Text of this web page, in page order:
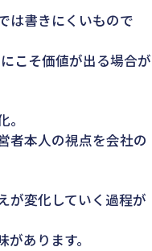
は書きにくいもので
こそ価値が出る場合が
者本人の視点を会社の
が変化していく過程が
あります。